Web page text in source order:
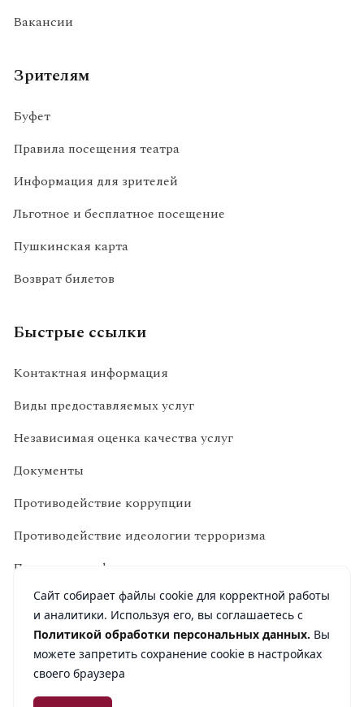
Вакансии
Зрителям
Буфет
Правила посещения театра
Информация для зрителей
Льготное и бесплатное посещение
Пушкинская карта
Возврат билетов
Быстрые ссылки
Контактная информация
Виды предоставляемых услуг
Независимая оценка качества услуг
Документы
Противодействие коррупции
Противодействие идеологии терроризма
Политика конфиденциальности
ИНН 6730012810 ОГРН 1026701442734
Сайт собирает файлы cookie для корректной работы
и аналитики. Используя его, вы соглашаетесь с
Политикой обработки персональных данных. Вы
можете запретить сохранение cookie в настройках
своего браузера